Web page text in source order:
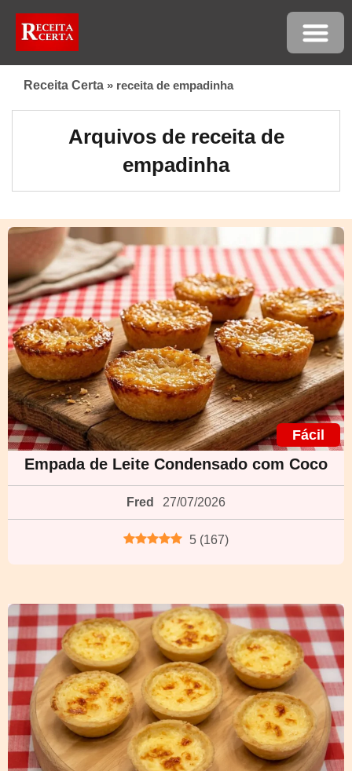
Receita Certa » receita de empadinha
Arquivos de receita de
empadinha
Fácil
Empada de Leite Condensado com Coco
Fred 27/07/2026
5 (167)